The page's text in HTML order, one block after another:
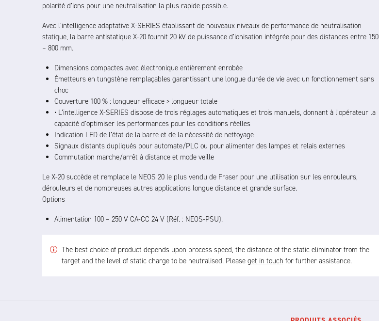
polarité d’ions pour une neutralisation la plus rapide possible.
Avec l’intelligence adaptative X-SERIES établissant de nouveaux niveaux de performance de neutralisation
statique, la barre antistatique X-20 fournit 20 kV de puissance d’ionisation intégrée pour des distances entre 150
– 800 mm.
Dimensions compactes avec électronique entièrement enrobée
Émetteurs en tungstène remplaçables garantissant une longue durée de vie avec un fonctionnement sans
choc
Couverture 100 % : longueur efficace > longueur totale
• L’intelligence X-SERIES dispose de trois réglages automatiques et trois manuels, donnant à l’opérateur la
capacité d’optimiser les performances pour les conditions réelles
Indication LED de l’état de la barre et de la nécessité de nettoyage
Signaux distants dupliqués pour automate/PLC ou pour alimenter des lampes et relais externes
Commutation marche/arrêt à distance et mode veille
Le X-20 succède et remplace le NEOS 20 le plus vendu de Fraser pour une utilisation sur les enrouleurs,
dérouleurs et de nombreuses autres applications longue distance et grande surface.
Options
Alimentation 100 – 250 V CA-CC 24 V (Réf. : NEOS-PSU).
The best choice of product depends upon process speed, the distance of the static eliminator from the
target and the level of static charge to be neutralised. Please get in touch for further assistance.